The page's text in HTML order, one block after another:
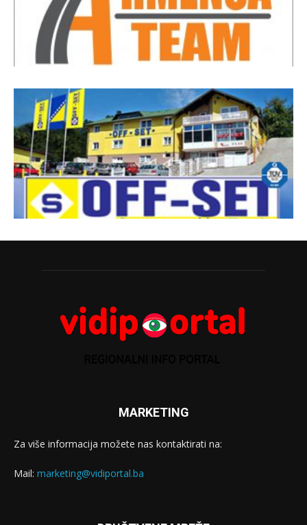
MARKETING
Za više informacija možete nas kontaktirati na:
Mail: marketing@vidiportal.ba